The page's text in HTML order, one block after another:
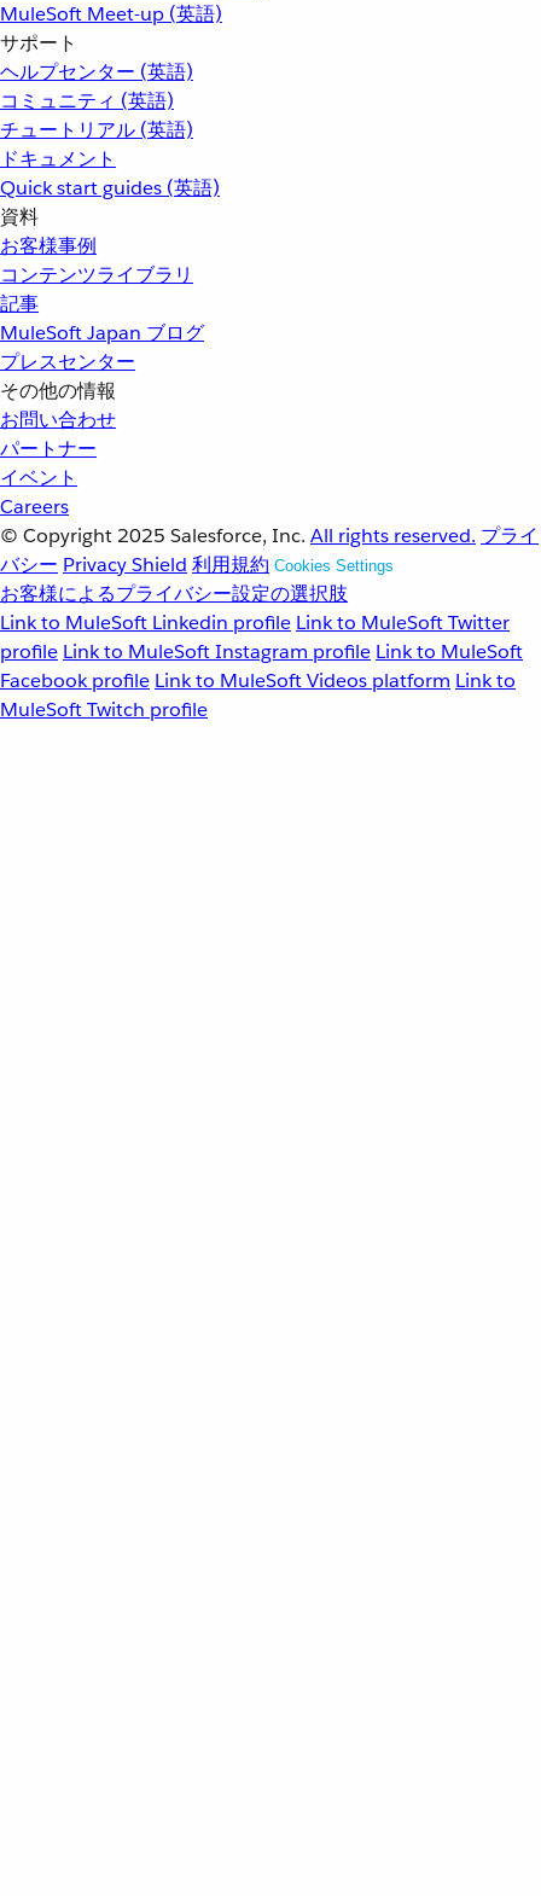
MuleSoft Meet-up (英語)
サポート
ヘルプセンター (英語)
コミュニティ (英語)
チュートリアル (英語)
ドキュメント
Quick start guides (英語)
資料
お客様事例
コンテンツライブラリ
記事
MuleSoft Japan ブログ
プレスセンター
その他の情報
お問い合わせ
パートナー
イベント
Careers
© Copyright 2025 Salesforce, Inc. All rights reserved. プライ
バシー Privacy Shield 利用規約 Cookies Settings
お客様によるプライバシー設定の選択肢
Link to MuleSoft Linkedin profile Link to MuleSoft Twitter
profile Link to MuleSoft Instagram profile Link to MuleSoft
Facebook profile Link to MuleSoft Videos platform Link to
MuleSoft Twitch profile